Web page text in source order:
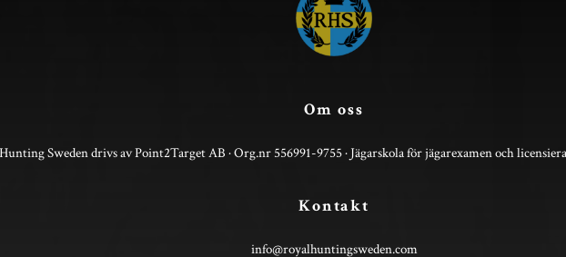
Om oss
Sweden drivs av Point2Target AB · Org.nr 556991-9755 · Jägarskola för jägarexamen och
Kontakt
info@royalhuntingsweden.com